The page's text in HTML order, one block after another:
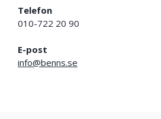
Telefon
010-722 20 90
E-post
info@benns.se